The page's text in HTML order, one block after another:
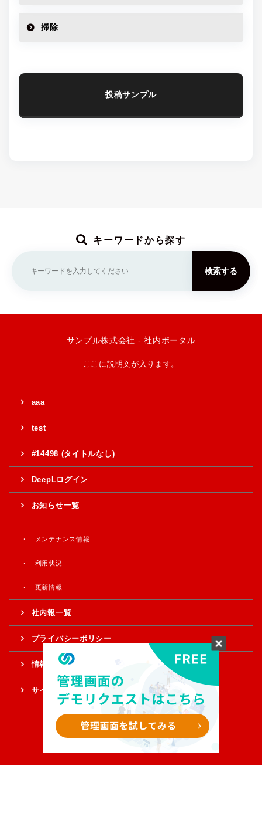
掃除
投稿サンプル
キーワードから探す
検索する
サンプル株式会社 - 社内ポータル
ここに説明文が入ります。
aaa
test
#14498 (タイトルなし)
DeepLログイン
お知らせ一覧
メンテナンス情報
利用状況
更新情報
社内報一覧
プライバシーポリシー
情報提供・ご意見
サイトマップ
Copyright © Sample Corporation. All Rights Reserved.